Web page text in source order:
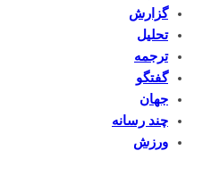
گزارش
تحلیل
ترجمه
گفتگو
جهان
چند رسانه
ورزش